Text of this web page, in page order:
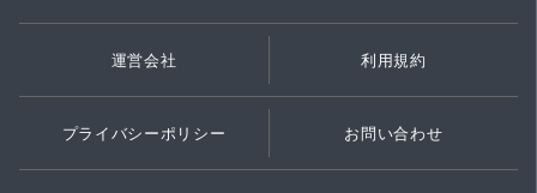
運営会社 利用規約
プライバシーポリシー お問い合わせ